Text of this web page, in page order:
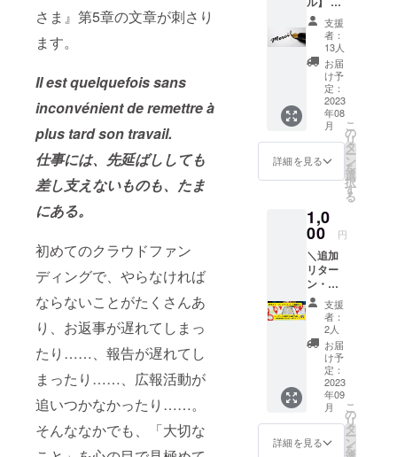
さま』第5章の文章が刺さり
ます。
Il est quelquefois sans
inconvénient de remettre à
plus tard son travail.
仕事には、先延ばししても
差し支えないものも、たま
にある。
初めてのクラウドファン
ディングで、やらなければ
ならないことがたくさんあ
り、お返事が遅れてしまっ
たり……、報告が遅れてし
まったり……、広報活動が
追いつかなかったり……。
そんななかでも、「大切な
れている古
本市などに
出店したり
しています
（リアル店
舗はありま
せん）。
もともと本
が好きで、
大学卒業後
２社で勤務
したのち、
「死ぬとき
は『星の王
子さま』に
関わってい
る状態で死
にたい！」
と思い、星
の王子さま
ミュージア
ムへの転職
礼の
メール
をさせ
ていた
だきま
す。ま
た、ク
ラウド
ファン
ディン
グの進
捗報
告、移
店の出
店情
報、
『星の
王子さ
ま』や
サン=テ
グジュ
ペリに
関する
情報な
どを随
時メー
ルさせ
ていた
だきま
す
支援
者：
13人
お届
け予
定：
2023
年08
月
詳細を見る
こ
の
リ
タ
ー
ン
を
選
択
す
る
1,0
00 円
＼追加
リター
ン・ネ
クスト
ゴール
挑戦
中！／
「渡り
鳥コー
ス」：
【お礼
メー
ル】＋
【アン
ケート
支援
者：
2人
お届
け予
定：
2023
年09
月
詳細を見る
こ
の
リ
タ
ー
ン
を